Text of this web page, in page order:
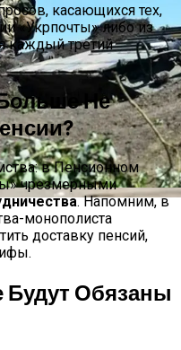
Реакция На Тарифы
На Кону
На Гаити:
Безнадежной
Один Украинский
касающихся тех,
«Укрпочты» либо из
каждый третий
Не
в Пенсионном
чрезмерными
. Напомним, в
монополиста
доставку пенсий,
Обязаны